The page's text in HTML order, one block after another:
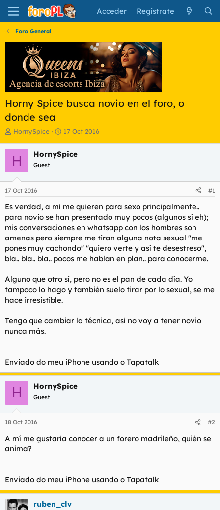
Acceder Regístrate
Foro General
Horny Spice busca novio en el foro, o
donde sea
I
i
c
i
a
d
o
d
e
l
t
e
a
HornySpice
F
h
e
i
c
i
o
17 Oct 2016
H HornySpice
Guest
17 Oct 2016 #1
Es verdad, a mí me quieren para sexo principalmente..
para novio se han presentado muy pocos (algunos sí eh);
mis conversaciones en whatsapp con los hombres son
amenas pero siempre me tiran alguna nota sexual "me
pones muy cachondo" "quiero verte y así te desestreso",
bla.. bla.. bla.. pocos me hablan en plan.. para conocerme.
Alguno que otro sí, pero no es el pan de cada día. Yo
tampoco lo hago y también suelo tirar por lo sexual, se me
hace irresistible.
Tengo que cambiar la técnica, así no voy a tener novio
nunca más.
Enviado do meu iPhone usando o Tapatalk
H HornySpice
Guest
18 Oct 2016 #2
A mí me gustaría conocer a un forero madrileño, quién se
anima?
Enviado do meu iPhone usando o Tapatalk
ruben_clv